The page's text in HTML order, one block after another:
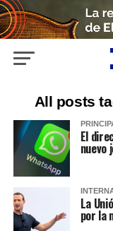
All posts
El
nuevo
La
por la